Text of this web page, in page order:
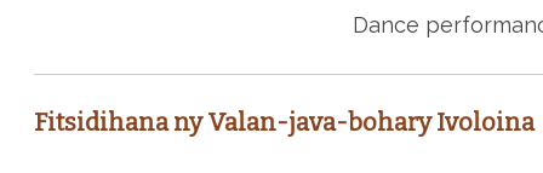
Dance
Fitsidihana ny Valan-java-bohary Ivoloina